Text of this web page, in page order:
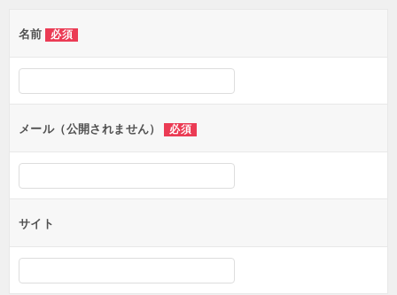
名前 必須
メール（公開されません） 必須
サイト